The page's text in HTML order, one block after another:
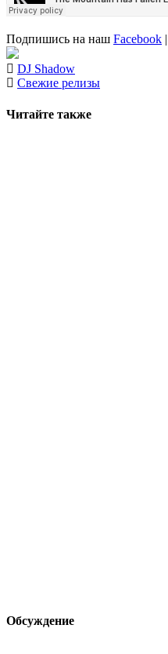
Подпишись на наш Facebook |
DJ Shadow
Свежие релизы
Читайте также
Обсуждение